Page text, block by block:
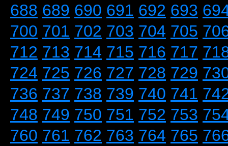
688 689 690 691 692 693
700 701 702 703 704 705
712 713 714 715 716 717
724 725 726 727 728 729
736 737 738 739 740 741
748 749 750 751 752 753
760 761 762 763 764 765